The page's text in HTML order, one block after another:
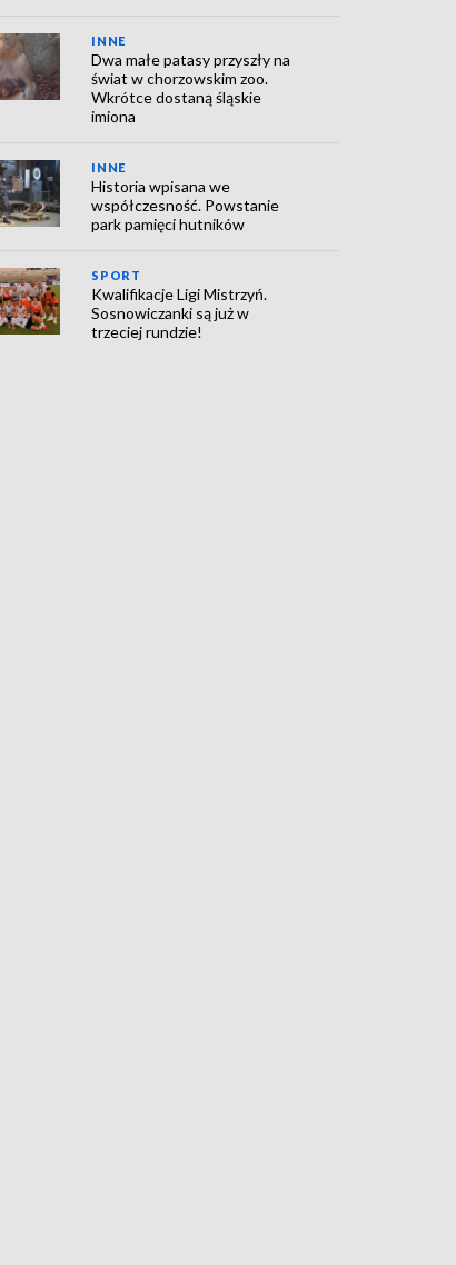
INNE
Dwa małe patasy przyszły na
świat w chorzowskim zoo.
Wkrótce dostaną śląskie
imiona
INNE
Historia wpisana we
współczesność. Powstanie
park pamięci hutników
SPORT
Kwalifikacje Ligi Mistrzyń.
Sosnowiczanki są już w
trzeciej rundzie!